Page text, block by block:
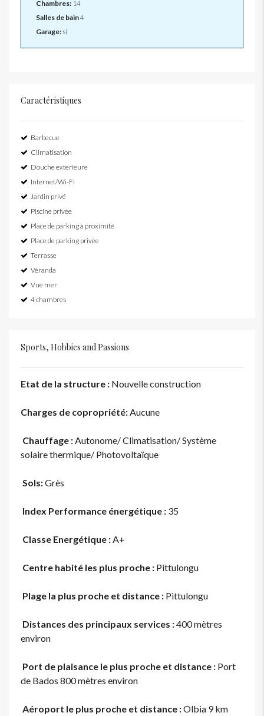
Chambres: 14
Salles de bain4
Garage:si
Caractéristiques
Barbecue
Climatisation
Douche exterieure
Internet/Wi-Fi
Jardin privé
Piscine privée
Place de parking à proximité
Place de parking privée
Terrasse
Véranda
Vue mer
4 chambres
Sports, Hobbies and Passions
Etat de la structure : Nouvelle construction
Charges de copropriété:Aucune
Chauffage :Autonome/ Climatisation/ Système
solaire thermique/ Photovoltaïque
Sols:Grès
Index Performance énergétique : 35
Classe Energétique :A+
Centre habité les plus proche : Pittulongu
Plage la plus proche et distance : Pittulongu
Distances des principaux services :400 mètres
environ
Port de plaisance le plus proche et distance : Port
de Bados 800 mètres environ
Aéroport le plus proche et distance :Olbia 9 km